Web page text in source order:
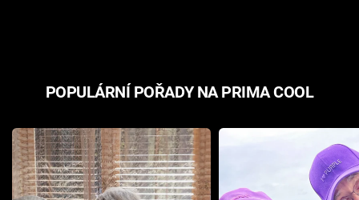
POPULÁRNÍ POŘADY NA PRIMA COOL